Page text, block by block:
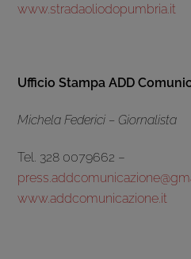
www.stradaoliodopumbria.it
Ufficio Stampa ADD
Michela Federici – Giornalista
Tel. 328 0079662 –
www.addcomunicazione.it